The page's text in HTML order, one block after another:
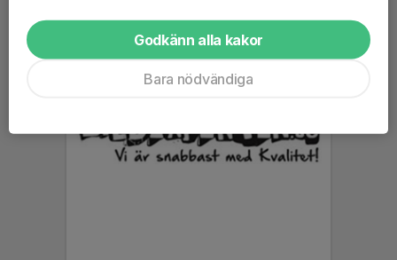
Godkänn alla kakor
Bara nödvändiga